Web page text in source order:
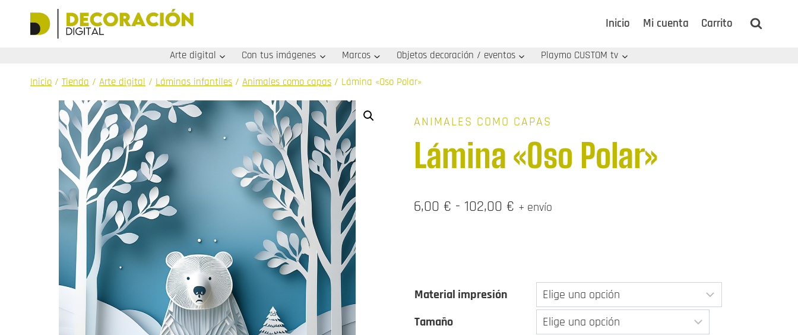
Inicio Mi cuenta Carrito
Arte digital Con tus imágenes Marcos Objetos decoración / eventos Playmo CUSTOM tv
Inicio / Tienda / Arte digital / Láminas infantiles / Animales como capas / Lámina «Oso Polar»
ANIMALES COMO CAPAS
Lámina «Oso Polar»
6,00 € - 102,00 €Rango
desde
6,00 €
hasta
+ envío
Material impresión
Tamaño